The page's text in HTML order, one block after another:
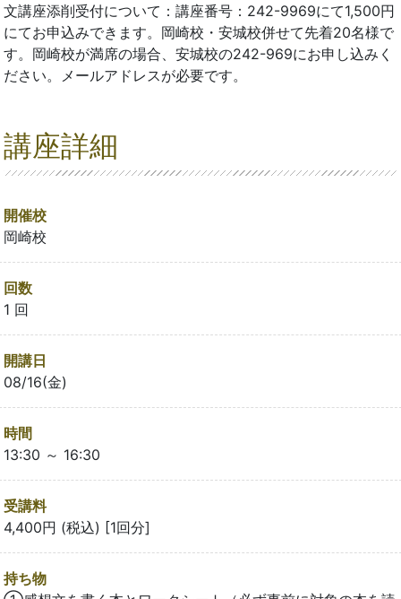
文講座添削受付について：講座番号：242-9969にて1,500円
にてお申込みできます。岡崎校・安城校併せて先着20名様で
す。岡崎校が満席の場合、安城校の242-969にお申し込みく
ださい。メールアドレスが必要です。
講座詳細
開催校
岡崎校
回数
1 回
開講日
08/16(金)
時間
13:30 ～ 16:30
受講料
4,400円 (税込) [1回分]
持ち物